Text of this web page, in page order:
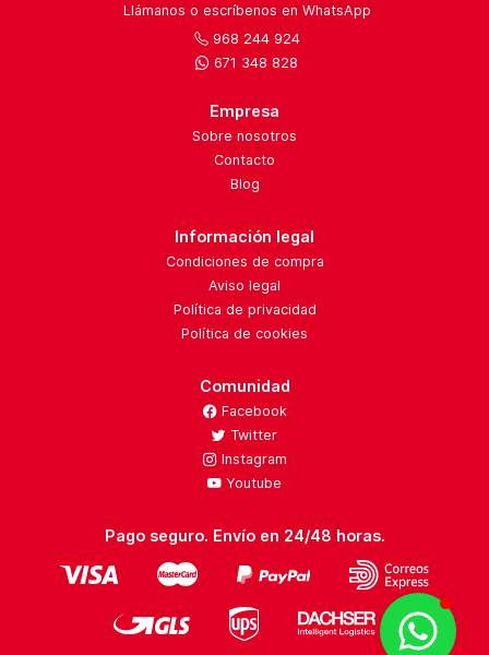
Llámanos o escríbenos en WhatsApp
968 244 924
671 348 828
Empresa
Sobre nosotros
Contacto
Blog
Información legal
Condiciones de compra
Aviso legal
Política de privacidad
Política de cookies
Comunidad
Facebook
Twitter
Instagram
Youtube
Pago seguro. Envío en 24/48 horas.